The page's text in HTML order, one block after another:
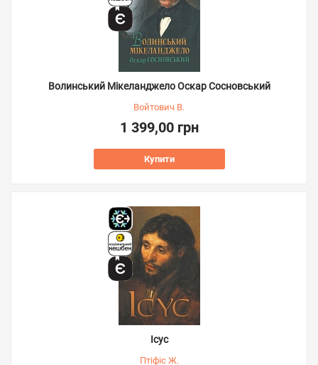
Волинський Мікеланджело Оскар Сосновський
Войтович В.
1 399,00 грн
Купити
Ісус
Птіфіс Ж.